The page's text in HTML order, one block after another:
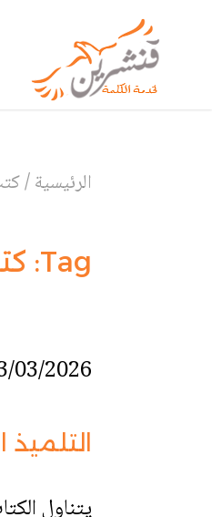
الرئيسية/
Tag:
03/2026 |
يتناول